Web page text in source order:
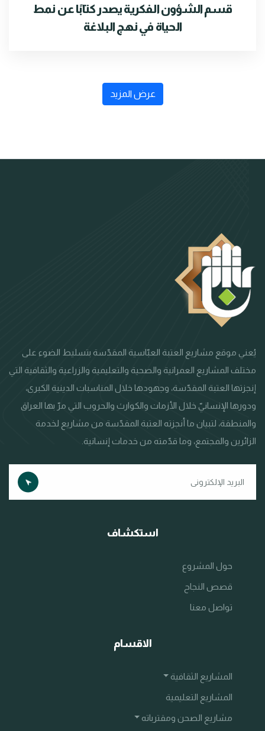
قسم الشؤون الفكرية يصدر كتابًا عن نمط
الحياة في نهج البلاغة
عرض المزيد
يُعني موقع مشاريع العتبة العبّاسية المقدّسة بتسليط الضوء على
مختلف المشاريع العمرانية والصحية والتعليمية والزراعية والثقافية التي
إنجزتها العتبة المقدّسة، وجهودها خلال المناسبات الدينية الكبرى،
ودورها الإنسانيّ خلال الأزمات والكوارث والحروب التي مرّ بها العراق
والمنطقة، لتبيان ما أنجزته العتبة المقدّسة من مشاريع لخدمة
الزائرين والمجتمع، وما قدّمته من خدمات إنسانية.
استكشاف
حول المشروع
قصص النجاح
تواصل معنا
الاقسام
المشاريع الثقافية
المشاريع التعليمية
مشاريع الصحن ومقترباته